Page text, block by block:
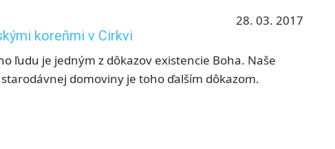
28. 03. 2017
koreňmi v Cirkvi
ľudu je jedným z dôkazov existencie Boha. Naše
domoviny je toho ďalším dôkazom.